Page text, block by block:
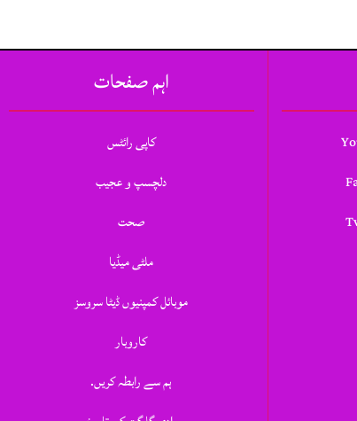
اہم صفحات
کاپی رائٹس
دلچسپ و عجیب
صحت
ملٹی میڈیا
موبائل کمپنیوں ڈیٹا سروسز
کاروبار
ہم سے رابطہ کریں.